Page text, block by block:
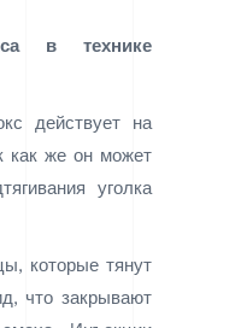
в технике
действует на
как же он может
уголка
которые тянут
что закрывают